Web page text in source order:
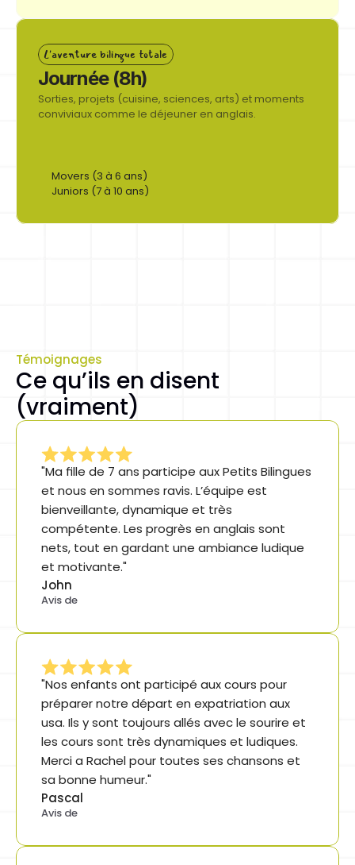
S'inscrire
L'aventure bilingue totale
Journée (8h)
Sorties, projets (cuisine, sciences, arts) et moments
conviviaux comme le déjeuner en anglais.
Movers (3 à 6 ans)
Juniors (7 à 10 ans)
Témoignages
Ce qu’ils en disent
(vraiment)
"Ma fille de 7 ans participe aux Petits Bilingues
et nous en sommes ravis. L’équipe est
bienveillante, dynamique et très
compétente. Les progrès en anglais sont
nets, tout en gardant une ambiance ludique
et motivante."
John
Avis de
"Nos enfants ont participé aux cours pour
préparer notre départ en expatriation aux
usa. Ils y sont toujours allés avec le sourire et
les cours sont très dynamiques et ludiques.
Merci a Rachel pour toutes ses chansons et
sa bonne humeur."
Pascal
Avis de